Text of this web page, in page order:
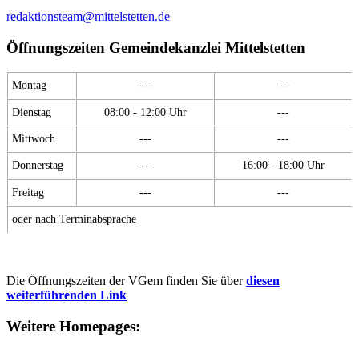
redaktionsteam@mittelstetten.de
Öffnungszeiten Gemeindekanzlei Mittelstetten
Montag --- ---
Dienstag 08:00 - 12:00 Uhr ---
Mittwoch --- ---
Donnerstag --- 16:00 - 18:00 Uhr
Freitag --- ---
oder nach Terminabsprache
Die Öffnungszeiten der VGem finden Sie überdiesen
weiterführenden Link
Weitere Homepages: